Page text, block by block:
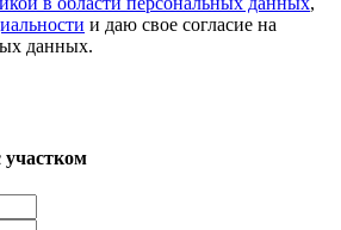
и даю свое согласие на
данных.
участком